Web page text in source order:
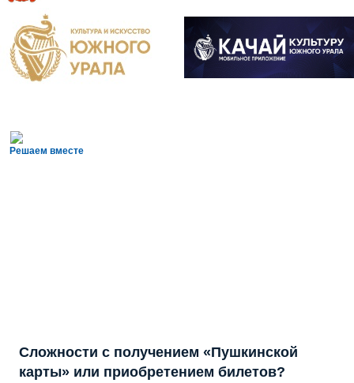
Решаем вместе
Сложности с получением «Пушкинской
карты» или приобретением билетов?